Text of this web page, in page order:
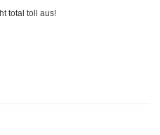
total toll aus!